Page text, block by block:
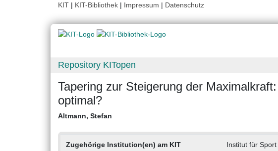
KIT | KIT-Bibliothek | Impressum | Datenschutz
Repository KITopen
Tapering zur Steigerung der
optimal?
Altmann, Stefan
Zugehörige Institution(en) am KIT Institut für